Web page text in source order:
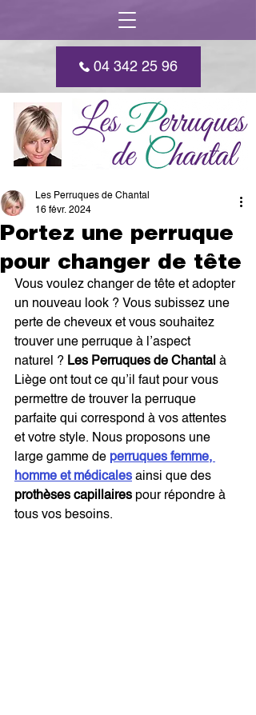
04 342 25 96
Portez une perruque
pour changer de tête
Les Perruques de Chantal
16 févr. 2024
Vous voulez changer de tête et adopter
un nouveau look ? Vous subissez une
perte de cheveux et vous souhaitez
trouver une perruque à l’aspect
naturel ? Les Perruques de Chantal à
Liège ont tout ce qu’il faut pour vous
permettre de trouver la perruque
parfaite qui correspond à vos attentes
et votre style. Nous proposons une
large gamme de perruques femme,
homme et médicales ainsi que des
prothèses capillaires pour répondre à
tous vos besoins.